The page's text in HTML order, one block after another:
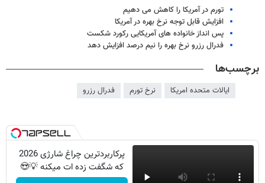
تورم در آمریکا را کاهش می دهیم
افزایش قابل توجه نرخ بهره در آمریکا
پس انداز خانواده های آمریکایی رکورد شکست
فدرال رزرو نرخ بهره را نیم درصد افزایش دهد
برچسب‌ها
ایالات متحده امریکا نرخ تورم فدرال رزرو
پرکاربردترین چراغ شارژی 2026
که شگفت زده ات میکنه 💡😍